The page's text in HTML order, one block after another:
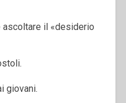
il «desiderio
giovani.